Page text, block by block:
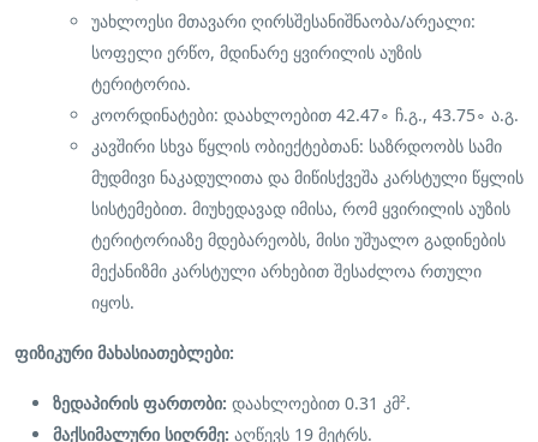
უახლოესი მთავარი ღირსშესანიშნაობა/არეალი:
სოფელი ერწო, მდინარე ყვირილის აუზის
ტერიტორია.
კოორდინატები: დაახლოებით 42.47∘ ჩ.გ., 43.75∘ ა.გ.
კავშირი სხვა წყლის ობიექტებთან: საზრდოობს სამი
მუდმივი ნაკადულითა და მიწისქვეშა კარსტული წყლის
სისტემებით. მიუხედავად იმისა, რომ ყვირილის აუზის
ტერიტორიაზე მდებარეობს, მისი უშუალო გადინების
მექანიზმი კარსტული არხებით შესაძლოა რთული
იყოს.
ფიზიკური მახასიათებლები:
ზედაპირის ფართობი: დაახლოებით 0.31 კმ².
მაქსიმალური სიღრმე: აღწევს 19 მეტრს.